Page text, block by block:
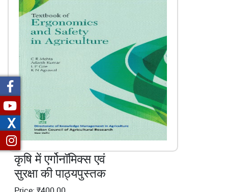
कृषि में एर्गोनॉमिक्स एवं
सुरक्षा की पाठ्यपुस्तक
X